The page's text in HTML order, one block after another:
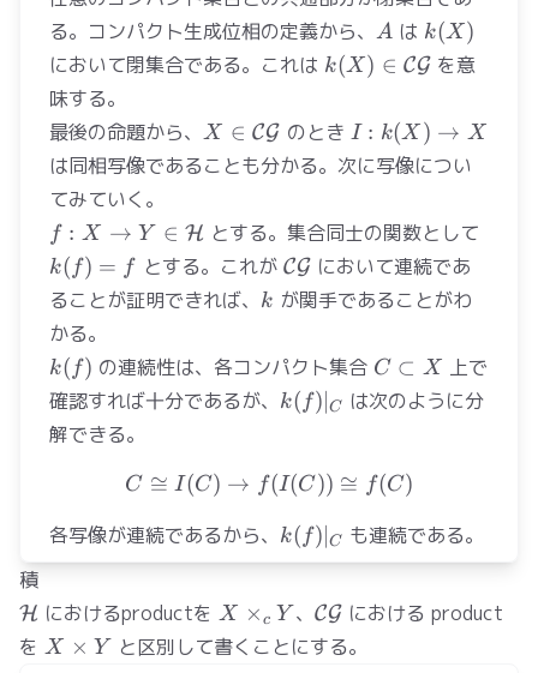
る。コンパクト生成位相の定義から、
A
A は k(X)
k(X )
において閉集合である。これは k(X)\in
k(X ) ∈ CG を意
味する。
最後の命題から、
X\in\mathcal{CG}
X ∈ CG のとき I:k(X)\to
X
I : k(X ) → X
は同相写像であることも分かる。次に写像につい
てみていく。
f: X\to Y \in
\mathcal{H}
f : X → Y ∈ H とする。集合同士の関数として
k( f) = f とする。これが \mathcal{CG}
CGにおいて連続であ
ることが証明できれば、 k
k が関手であることがわ
かる。
k(f)
k( f) の連続性は、各コンパクト集合 C\subset
X
C ⊂ X
上で
確認すれば十分であるが、 k(f)|_C
k( f) C
は次のように分
解できる。
C\cong I(C) \to
C ≅ I(C) → f(I(C)) ≅ f(C)
各写像が連続であるから、 k(f)|_C
k( f) C
も連続である。
積
\mathcal{H}
H におけるproductをX\times_c
Y
X × c Y 、 \mathcal{CG}
CGにおける product
を X\times
X × Y
と区別して書くことにする。